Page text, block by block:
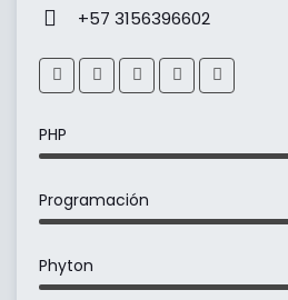
+57 3156396602
PHP
Programación
Phyton